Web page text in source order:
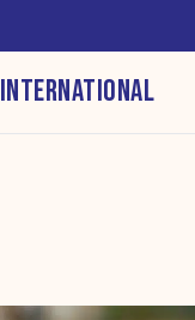
INTERNATIONAL